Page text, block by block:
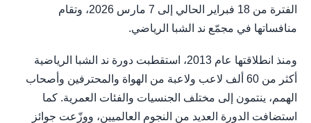
الفترة من 18 فبراير الحالي إلى 7 مارس 2026، وتقام
منافساتها في مجمّع ند الشبا الرياضي.
ومنذ انطلاقتها عام 2013، استقطبت دورة ند الشبا الرياضية
أكثر من 60 ألف لاعب ولاعبة من الهواة والمحترفين وأصحاب
الهمم، ينتمون إلى مختلف الجنسيات والفئات العمرية. كما
استضافت الدورة العديد من النجوم العالميين، ووزّعت جوائز